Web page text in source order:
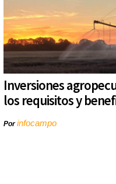
Inversiones
los requisitos y
Porinfocampo